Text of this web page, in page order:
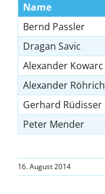
Name
Bernd Passler
Dragan Savic
Alexander Kowarc
Alexander Röhrich
Gerhard Rüdisser
Peter Mender
16. August 2014